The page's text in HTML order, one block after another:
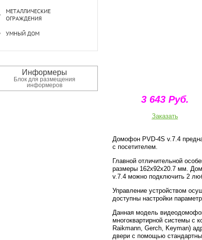
МЕТАЛЛИЧЕСКИЕ
ОГРАЖДЕНИЯ
УМНЫЙ ДОМ
Информеры
Блок для размещения
информеров
3 643 Руб.
Заказать
Домофон PVD-4S v.7.4
с посетителем.
Главной отличительной
размеры 162x92x20.7 мм.
v.7.4 можно подключить 2
Управление устройством
доступны настройки
Данная модель
многоквартирной системы с
Raikmann, Gerch, Keyman)
двери с помощью